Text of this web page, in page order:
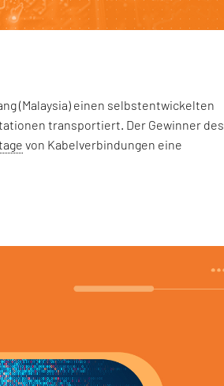
(Malaysia) einen selbstentwickelten
transportiert. Der Gewinner des
von Kabelverbindungen eine